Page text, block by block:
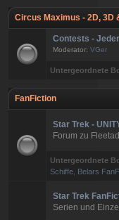
Circus Maximus - 2D, 3D
Contests -
Moderator: VGer
Untergeordnete
FanFiction
Star Trek -
Forum zu
Untergeordnete
Schiffe Belars
Star Trek
Serien und